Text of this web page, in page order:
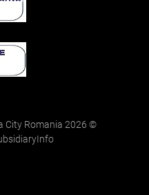
City Romania 2026 ©